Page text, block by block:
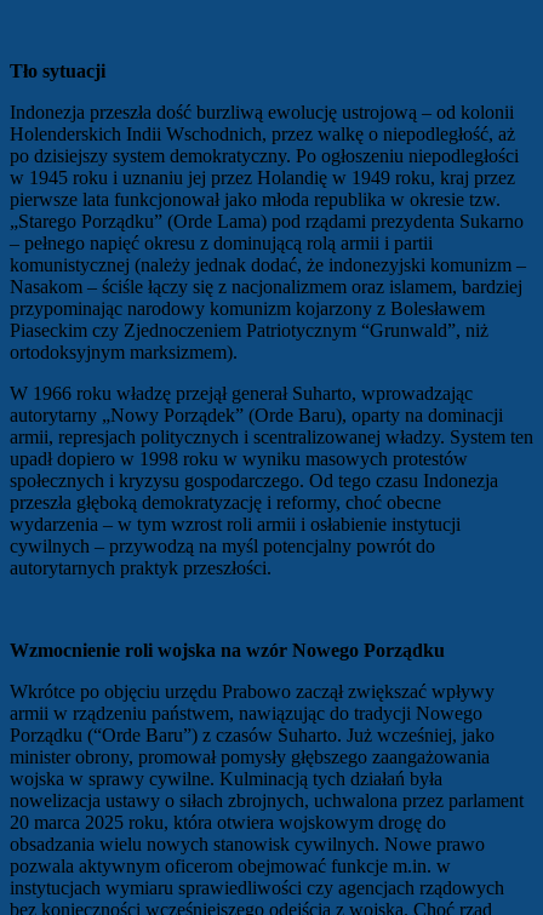
Tło sytuacji
Indonezja przeszła dość burzliwą ewolucję ustrojową – od kolonii
Holenderskich Indii Wschodnich, przez walkę o niepodległość, aż
po dzisiejszy system demokratyczny. Po ogłoszeniu niepodległości
w 1945 roku i uznaniu jej przez Holandię w 1949 roku, kraj przez
pierwsze lata funkcjonował jako młoda republika w okresie tzw.
„Starego Porządku” (Orde Lama) pod rządami prezydenta Sukarno
– pełnego napięć okresu z dominującą rolą armii i partii
komunistycznej (należy jednak dodać, że indonezyjski komunizm –
Nasakom – ściśle łączy się z nacjonalizmem oraz islamem, bardziej
przypominając narodowy komunizm kojarzony z Bolesławem
Piaseckim czy Zjednoczeniem Patriotycznym “Grunwald”, niż
ortodoksyjnym marksizmem).
W 1966 roku władzę przejął generał Suharto, wprowadzając
autorytarny „Nowy Porządek” (Orde Baru), oparty na dominacji
armii, represjach politycznych i scentralizowanej władzy. System ten
upadł dopiero w 1998 roku w wyniku masowych protestów
społecznych i kryzysu gospodarczego. Od tego czasu Indonezja
przeszła głęboką demokratyzację i reformy, choć obecne
wydarzenia – w tym wzrost roli armii i osłabienie instytucji
cywilnych – przywodzą na myśl potencjalny powrót do
autorytarnych praktyk przeszłości.
Wzmocnienie roli wojska na wzór Nowego Porządku
Wkrótce po objęciu urzędu Prabowo zaczął zwiększać wpływy
armii w rządzeniu państwem, nawiązując do tradycji Nowego
Porządku (“Orde Baru”) z czasów Suharto. Już wcześniej, jako
minister obrony, promował pomysły głębszego zaangażowania
wojska w sprawy cywilne. Kulminacją tych działań była
nowelizacja ustawy o siłach zbrojnych, uchwalona przez parlament
20 marca 2025 roku, która otwiera wojskowym drogę do
obsadzania wielu nowych stanowisk cywilnych. Nowe prawo
pozwala aktywnym oficerom obejmować funkcje m.in. w
instytucjach wymiaru sprawiedliwości czy agencjach rządowych
bez konieczności wcześniejszego odejścia z wojska. Choć rząd